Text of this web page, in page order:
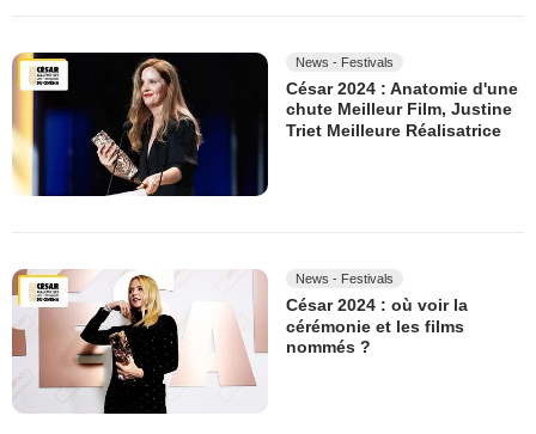
News - Festivals
César 2024 : Anatomie d'une
chute Meilleur Film, Justine
Triet Meilleure Réalisatrice
News - Festivals
César 2024 : où voir la
cérémonie et les films
nommés ?